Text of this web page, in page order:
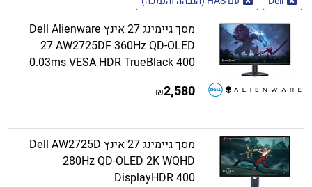
מסך גיימינג 27 אינץ Dell Alienware
27 AW2725DF 360Hz QD-OLED
0.03ms VESA HDR TrueBlack 400
2,580
₪
מסך גיימינג 27 אינץ Dell AW2725D
280Hz QD-OLED 2K WQHD
DisplayHDR 400